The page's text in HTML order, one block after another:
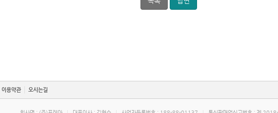
이용약관 오시는길